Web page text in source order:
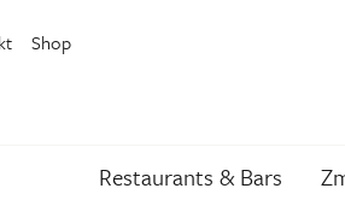
Shop
Restaurants & Bars